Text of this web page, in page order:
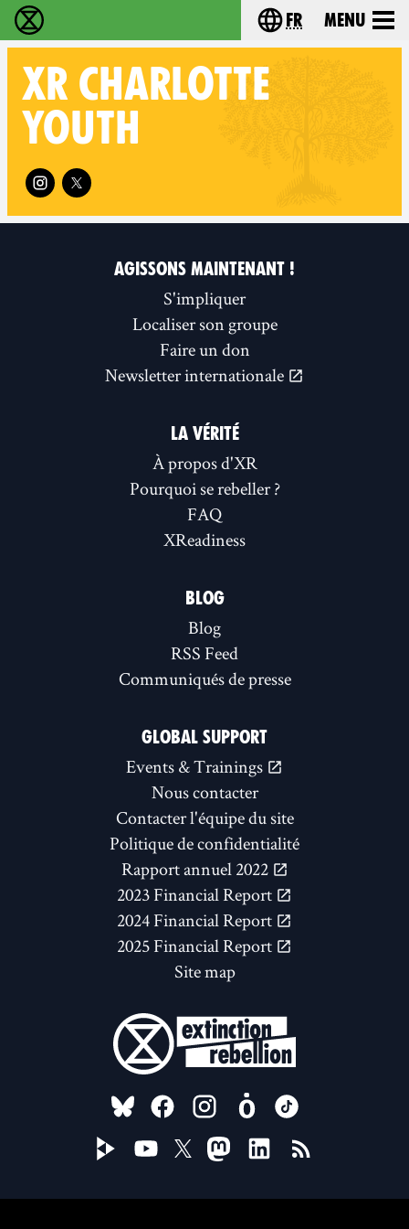
Extinction Rebellion - Home Choisissez votre
fr Menu
XR CHARLOTTE
YOUTH
Follow XR Charlotte Youth on
AGISSONS MAINTENANT !
S'impliquer
Localiser son groupe
Faire un don
Newsletter internationale
LA VÉRITÉ
À propos d'XR
Pourquoi se rebeller ?
FAQ
XReadiness
BLOG
Blog
RSS Feed
Communiqués de presse
GLOBAL SUPPORT
Events & Trainings
Nous contacter
Contacter l'équipe du site
Politique de confidentialité
Rapport annuel 2022
2023 Financial Report
2024 Financial Report
2025 Financial Report
Site map
FOLLOW US ON